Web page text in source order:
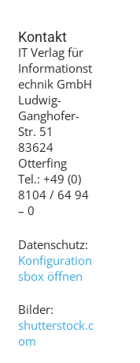
Kontakt
IT Verlag für
Informationst
echnik GmbH
Ludwig-
Ganghofer-
Str. 51
83624
Otterfing
Tel.: +49 (0)
8104 / 64 94
– 0
Datenschutz:
Konfiguration
sbox öffnen
Bilder:
shutterstock.c
om